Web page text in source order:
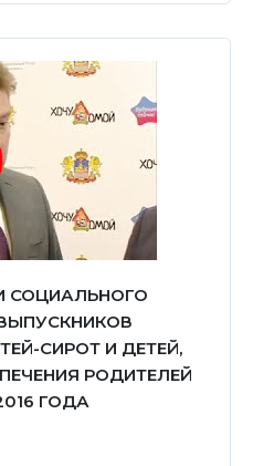
СОЦИАЛЬНОГО
СИРОТ И ДЕТЕЙ,
РОДИТЕЛЕЙ
ГОДА